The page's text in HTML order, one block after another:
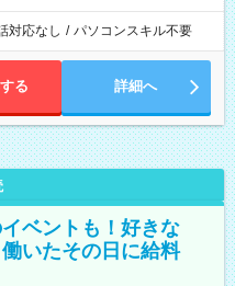
対応なし / パソコンスキル不要
る 詳細へ
ベントも！好きな
いたその日に給料